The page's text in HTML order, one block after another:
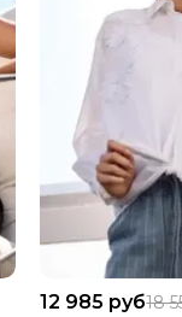
12 985 руб18